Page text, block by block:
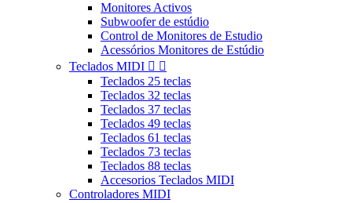
Monitores Activos
Subwoofer de estúdio
Control de Monitores de Estudio
Acessórios Monitores de Estúdio
Teclados MIDI  
Teclados 25 teclas
Teclados 32 teclas
Teclados 37 teclas
Teclados 49 teclas
Teclados 61 teclas
Teclados 73 teclas
Teclados 88 teclas
Accesorios Teclados MIDI
Controladores MIDI